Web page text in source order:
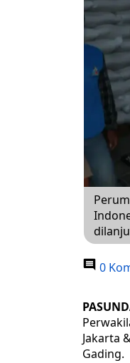
0
Jakarta
Gading.